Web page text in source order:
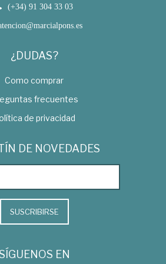
(+34) 91 304 33 03
¿DUDAS?
Como comprar
frecuentes
de privacidad
DE NOVEDADES
SUSCRIBIRSE
EN